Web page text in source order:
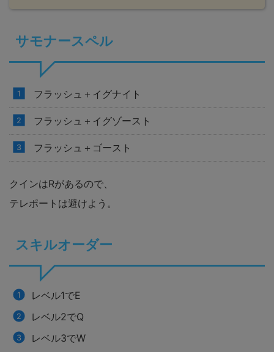
サモナースペル
フラッシュ＋イグナイト
フラッシュ＋イグゾースト
フラッシュ＋ゴースト
クインはRがあるので、
テレポートは避けよう。
スキルオーダー
レベル1でE
レベル2でQ
レベル3でW